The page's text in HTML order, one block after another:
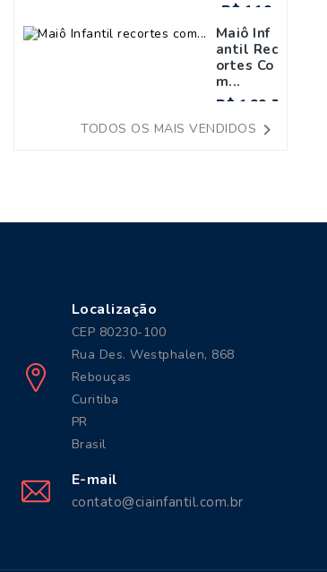
R$ 119,80
em até
5x de
R$
23,96
Maiô Inf
Antil Rec
Ortes Co
M...
R$ 169,70
em até
TODOS OS MAIS VENDIDOS 
Localização
CEP 80230-100
Rua Des. Westphalen, 868
Rebouças
Curitiba
PR
Brasil
E-mail
contato@ciainfantil.com.br